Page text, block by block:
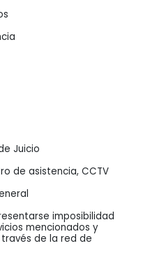
Juicio
de asistencia, CCTV
imposibilidad
mencionados y
de la red de